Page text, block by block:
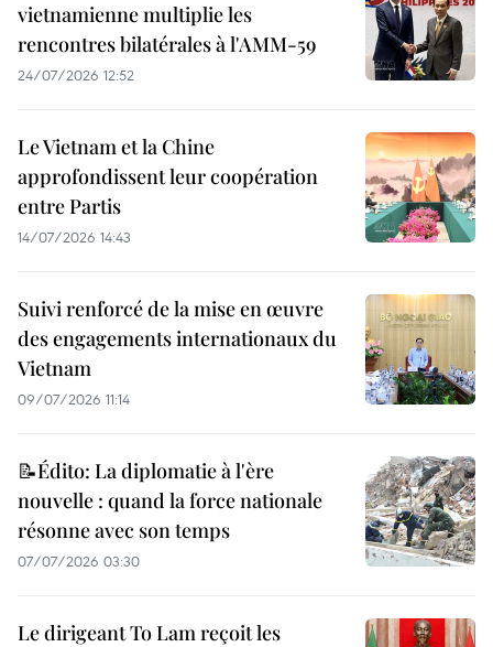
vietnamienne multiplie les
rencontres bilatérales à l'AMM-59
24/07/2026 12:52
Le Vietnam et la Chine
approfondissent leur coopération
entre Partis
14/07/2026 14:43
Suivi renforcé de la mise en œuvre
des engagements internationaux du
Vietnam
09/07/2026 11:14
📝Édito: La diplomatie à l'ère
nouvelle : quand la force nationale
résonne avec son temps
07/07/2026 03:30
Le dirigeant To Lam reçoit les